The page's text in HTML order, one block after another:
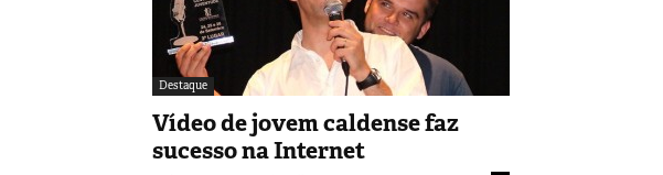
Destaque
Vídeo de jovem caldense faz
sucesso na Internet